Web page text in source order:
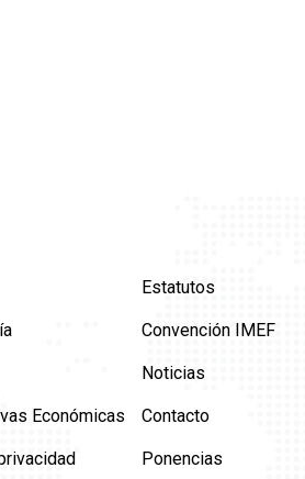
Económicas
Estatutos
Convención IMEF
Noticias
Contacto
Ponencias